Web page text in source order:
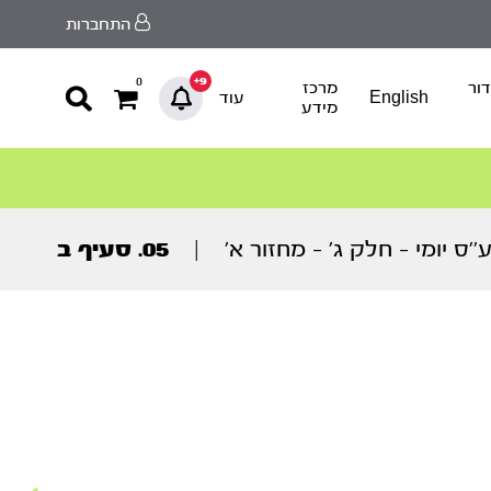
התחברות
English
מרכז
מידע
עוד
9+
0
יומי – חלק ג’ – מחזור א’ 05. סעיף ב